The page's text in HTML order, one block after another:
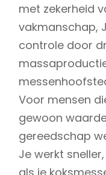
met zekerheid
vakmanschap,
controle door
Voor mensen
gewoon
gereedschap
Je werkt